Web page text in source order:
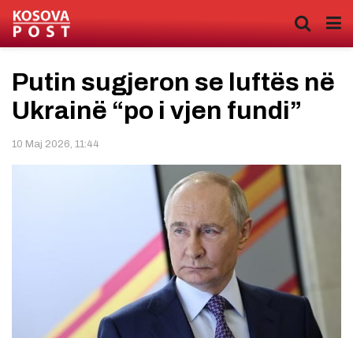
Putin sugjeron se luftës në
Ukrainë “po i vjen fundi”
10 Maj 2026, 11:44